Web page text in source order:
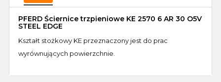
PFERD Ściernice trzpieniowe KE 2570 6 AR 30 O5V
STEEL EDGE
Kształt stożkowy KE przeznaczony jest do prac
wyrównujących powierzchnie.